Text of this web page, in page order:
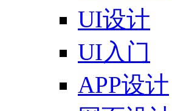
UI设计
UI入门
APP设计